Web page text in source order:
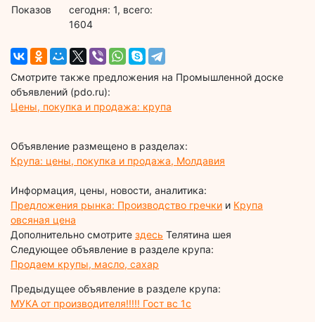
Показов
cегодня: 1, всего:
1604
Смотрите также предложения на Промышленной доске
объявлений (pdo.ru):
Цены, покупка и продажа: крупа
Объявление размещено в разделах:
Крупа: цены, покупка и продажа, Молдавия
Информация, цены, новости, аналитика:
Предложения рынка: Производство гречки и Крупа
овсяная цена
Дополнительно смотрите здесь Телятина шея
Следующее объявление в разделе крупа:
Продаем крупы, масло, сахар
Предыдущее объявление в разделе крупа:
МУКА от производителя!!!!! Гост вс 1с